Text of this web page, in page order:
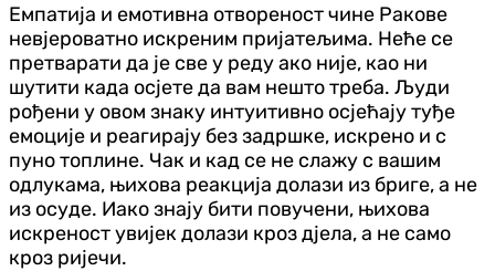
Емпатија и емотивна отвореност чине Ракове
невјероватно искреним пријатељима. Неће се
претварати да је све у реду ако није, као ни
шутити када осјете да вам нешто треба. Људи
рођени у овом знаку интуитивно осјећају туђе
емоције и реагирају без задршке, искрено и с
пуно топлине. Чак и кад се не слажу с вашим
одлукама, њихова реакција долази из бриге, а не
из осуде. Иако знају бити повучени, њихова
искреност увијек долази кроз д‌јела, а не само
кроз ријечи.